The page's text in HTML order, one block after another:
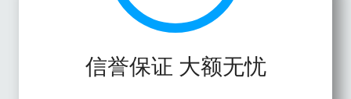
信誉保证 大额无忧